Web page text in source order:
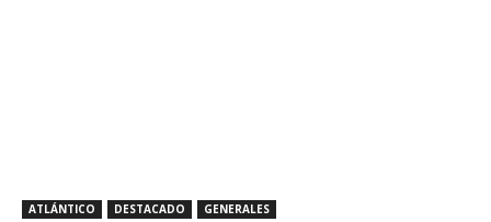
ATLÁNTICO DESTACADO GENERALES